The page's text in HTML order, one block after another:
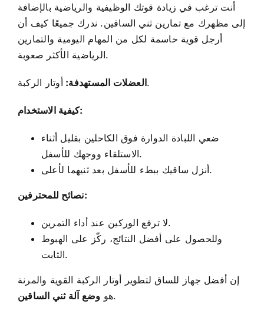
أنت ترغب في زيادة قوتك الوظيفية والرياضية بالإضافة
إلى مظهرك مع تمارين ثني الساقين. ندرك جميعًا كيف أن
أرجل قوية حاسمة لكل من المهام اليومية والتمارين
الرياضية الأكثر صعوبة.
العضلات المستهدفة:أوتار الركبة.
كيفية الاستخدام:
ضعي اللبادة الدوارة فوق الكاحلين بقليل أثناء
الاستلقاء ووجهك للأسفل.
أنزل ساقيك ببطء للأسفل بعد ثنيهما لأعلى.
نصائح للمحترفين:
لا ترفع الوركين عند أداء التمرين.
وللحصول على أفضل النتائج، ركّز على الهبوط
الثابت.
إن أفضل جهاز للساق لتطوير أوتار الركبة القوية والمرنة
هو وضع آلة ثني الساقين .